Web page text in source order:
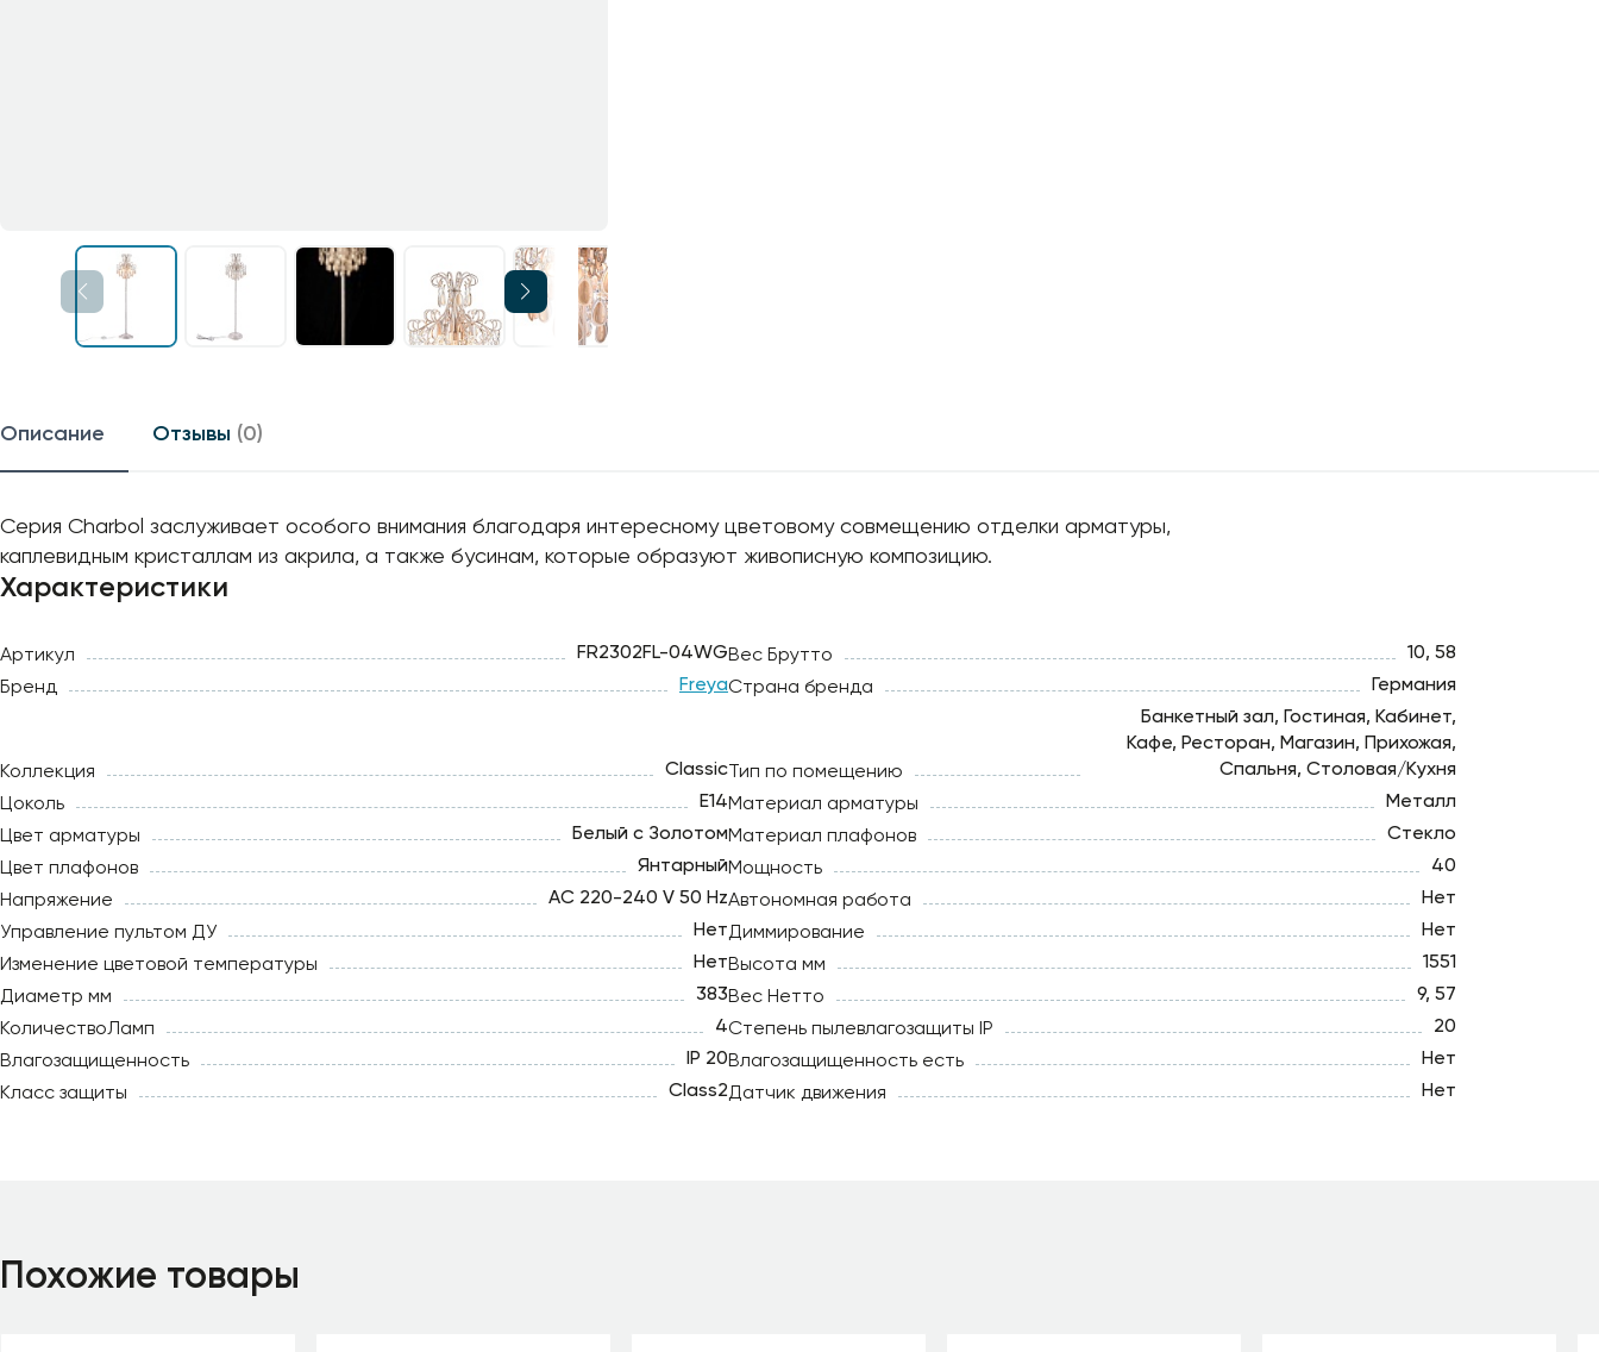
Описание Отзывы (0)
Серия Charbol заслуживает особого внимания благодаря интересному цветовому совмещению отделки арматуры,
каплевидным кристаллам из акрила, а также бусинам, которые образуют живописную композицию.
Характеристики
Артикул FR2302FL-04WGВес Брутто
10, 58
Бренд
FreyaСтрана бренда Германия
Коллекция ClassicТип по помещению
Банкетный зал, Гостиная, Кабинет,
Кафе, Ресторан, Магазин, Прихожая,
Спальня, Столовая/Кухня
Цоколь
E14Материал арматуры
Металл
Цвет арматуры
Белый с ЗолотомМатериал плафонов
Стекло
Цвет плафонов
ЯнтарныйМощность
40
Напряжение
AC 220-240 V 50 HzАвтономная работа
Нет
Управление пультом ДУ
НетДиммирование
Нет
Изменение цветовой температуры
НетВысота мм
1551
Диаметр мм
383Вес Нетто
9, 57
КоличествоЛамп
4Степень пылевлагозащиты IP
20
Влагозащищенность
IP 20Влагозащищенность есть
Нет
Класс защиты
Class2Датчик движения Нет
Похожие товары